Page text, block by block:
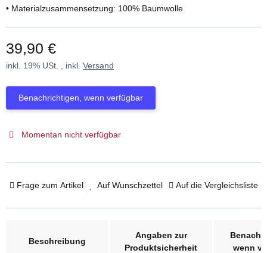
• Materialzusammensetzung: 100% Baumwolle
39,90 €
inkl. 19% USt. , inkl. Versand
Benachrichtigen, wenn verfügbar
Momentan nicht verfügbar
Frage zum Artikel Auf Wunschzettel Auf die Vergleichsliste
Beschreibung
Angaben zur
Produktsicherheit
wenn